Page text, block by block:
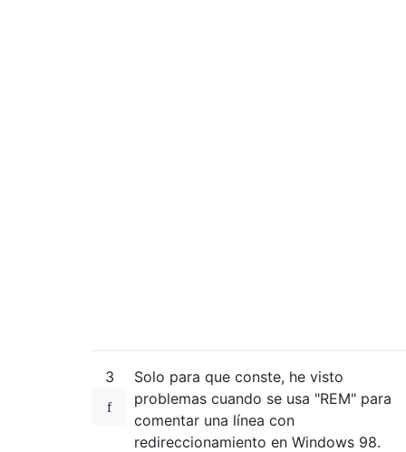
3
Solo para que conste, he visto
problemas cuando se usa "REM" para
comentar una línea con
redireccionamiento en Windows 98.